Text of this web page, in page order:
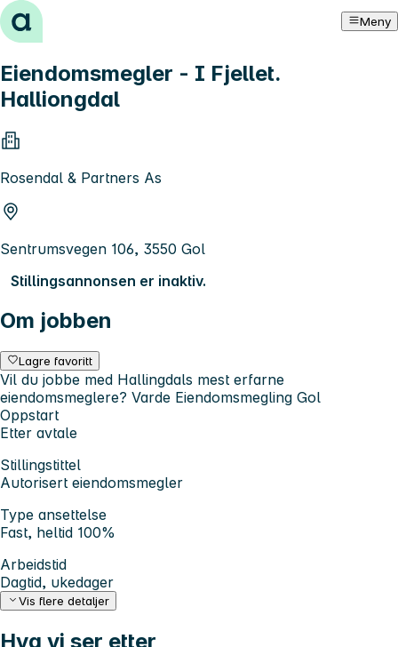
Hopp til innhold Meny
Eiendomsmegler - I Fjellet.
Halliongdal
Rosendal & Partners As
Sentrumsvegen 106, 3550 Gol
Stillingsannonsen er inaktiv.
Om jobben
Lagre favoritt
Vil du jobbe med Hallingdals mest erfarne
eiendomsmeglere? Varde Eiendomsmegling Gol
Oppstart
Etter avtale
Stillingstittel
Autorisert eiendomsmegler
Type ansettelse
Fast, heltid 100%
Arbeidstid
Dagtid, ukedager
Vis flere detaljer
Hva vi ser etter